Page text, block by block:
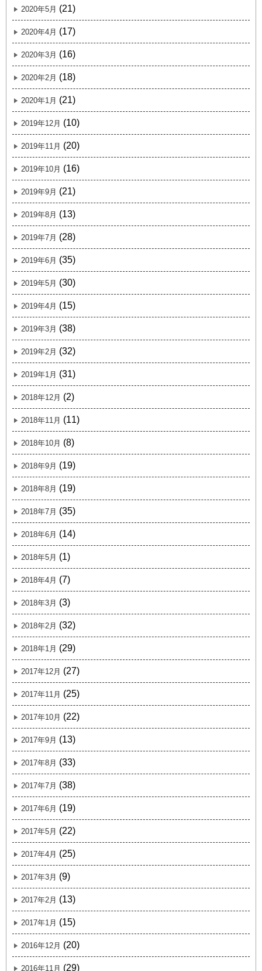
2020年5月 (21)
2020年4月 (17)
2020年3月 (16)
2020年2月 (18)
2020年1月 (21)
2019年12月 (10)
2019年11月 (20)
2019年10月 (16)
2019年9月 (21)
2019年8月 (13)
2019年7月 (28)
2019年6月 (35)
2019年5月 (30)
2019年4月 (15)
2019年3月 (38)
2019年2月 (32)
2019年1月 (31)
2018年12月 (2)
2018年11月 (11)
2018年10月 (8)
2018年9月 (19)
2018年8月 (19)
2018年7月 (35)
2018年6月 (14)
2018年5月 (1)
2018年4月 (7)
2018年3月 (3)
2018年2月 (32)
2018年1月 (29)
2017年12月 (27)
2017年11月 (25)
2017年10月 (22)
2017年9月 (13)
2017年8月 (33)
2017年7月 (38)
2017年6月 (19)
2017年5月 (22)
2017年4月 (25)
2017年3月 (9)
2017年2月 (13)
2017年1月 (15)
2016年12月 (20)
2016年11月 (29)